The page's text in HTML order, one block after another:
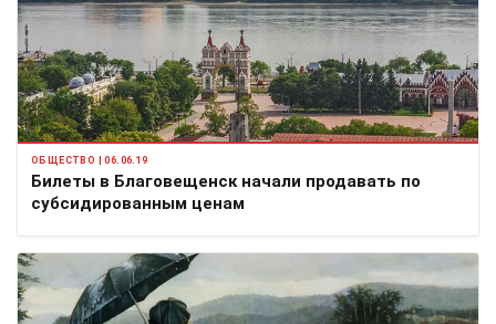
ОБЩЕСТВО | 06.06.19
Билеты в Благовещенск начали продавать по
субсидированным ценам